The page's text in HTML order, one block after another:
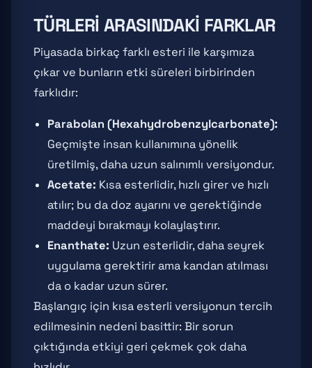
TÜRLERI ARASINDAKI FARKLAR
Piyasada birkaç farklı esteri ile karşımıza
çıkar ve bunların etki süreleri birbirinden
farklıdır:
Parabolan (Hexahydrobenzylcarbonate):
Geçmişte insan kullanımına yönelik
üretilmiş, daha uzun salınımlı versiyondur.
Acetate: Kısa esterlidir, hızlı girer ve hızlı
atılır; bu da doz ayarını ve gerektiğinde
maddeyi bırakmayı kolaylaştırır.
Enanthate: Uzun esterlidir, daha seyrek
uygulama gerektirir ama kandan atılması
da o kadar uzun sürer.
Başlangıç için kısa esterli versiyonun tercih
edilmesinin nedeni basittir: Bir sorun
çıktığında etkiyi geri çekmek çok daha